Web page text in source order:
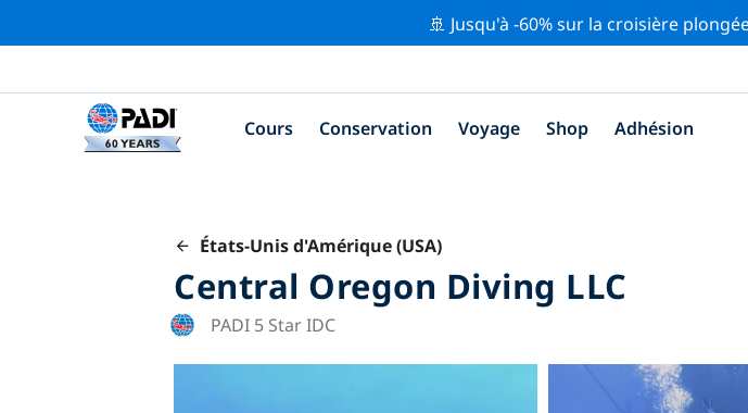
🚢 Jusqu'à -60% sur la croisière
Cours Conservation Voyage Shop Adhésion
États-Unis d'Amérique (USA)
Central Oregon Diving LLC
PADI 5 Star IDC